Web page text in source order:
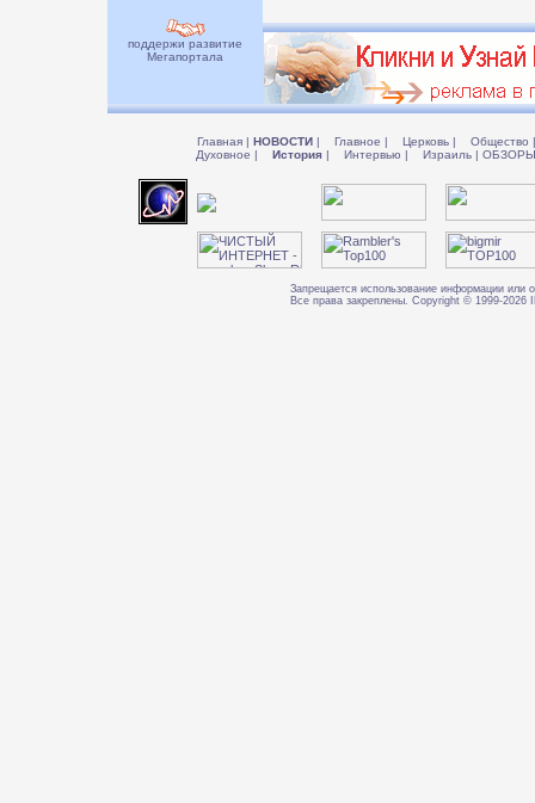
поддержи развитие
Мегапортала
Главная | НОВОСТИ | Главное | Церковь | Общество |
Духовное | История | Интервью | Израиль |
Запрещается использование информации или
Все права закреплены. Copyright © 1999-